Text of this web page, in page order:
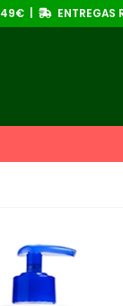
49€ | ENTREGAS